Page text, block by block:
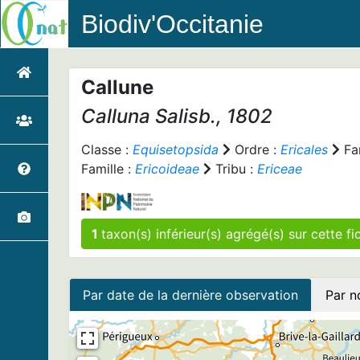
Biodiv'Occitanie
Callune
Calluna Salisb., 1802
Classe : Equisetopsida Ordre : Ericales
Famille : Ericoideae Tribu : Ericeae
1 taxon(s)
Par date de la dernière observation Par